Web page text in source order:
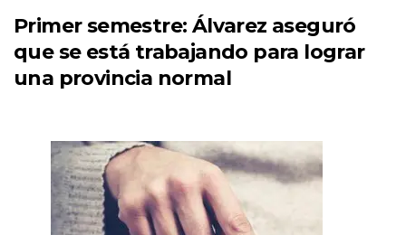
Primer semestre: Álvarez aseguró
que se está trabajando para lograr
una provincia normal